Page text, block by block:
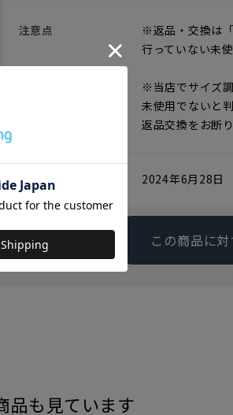
注意点
※返品・交換は
行っていない未
※当店でサイズ調
未使用でないと
返品交換をお断
発売日 2024年6月28日
この商品に
品も見ています